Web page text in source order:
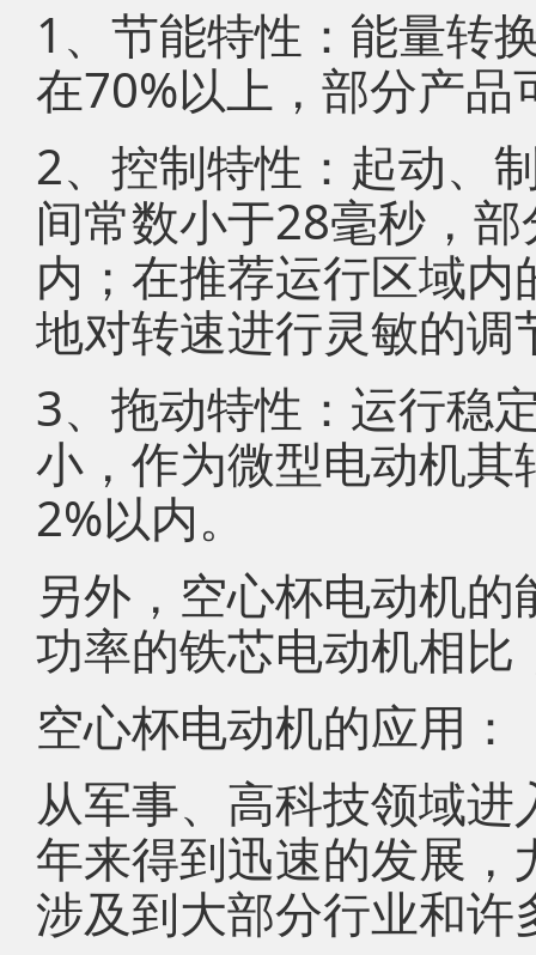
1、节能特性：能量转
在70%以上，部分产品
2、控制特性：起动、
间常数小于28毫秒，
内；在推荐运行区域
地对转速进行灵敏的调
3、拖动特性：运行稳
小，作为微型电动机
2%以内。
另外，空心杯电动机
功率的铁芯电动机相
空心杯电动机的应用：
从军事、高科技领域
年来得到迅速的发展
涉及到大部分行业和许